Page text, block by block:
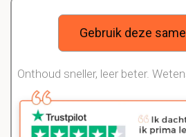
Gebruik deze
Onthoud sneller, leer beter.